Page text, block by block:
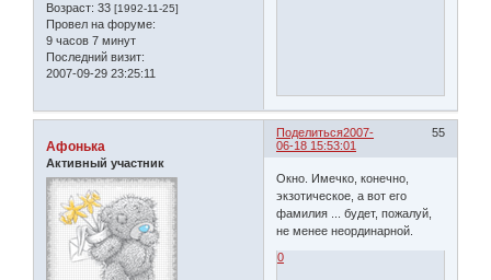
Возраст: 33 [1992-11-25]
Провел на форуме:
9 часов 7 минут
Последний визит:
2007-09-29 23:25:11
Поделиться 55
2007-
06-18 15:53:01
Афонька
Активный участник
Окно. Имечко, конечно,
экзотическое, а вот его
фамилия ... будет, пожалуй,
не менее неординарной.
0